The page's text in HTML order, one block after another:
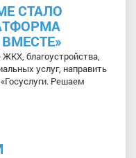
СТАЛО
благоустройства,
услуг, направить
Решаем